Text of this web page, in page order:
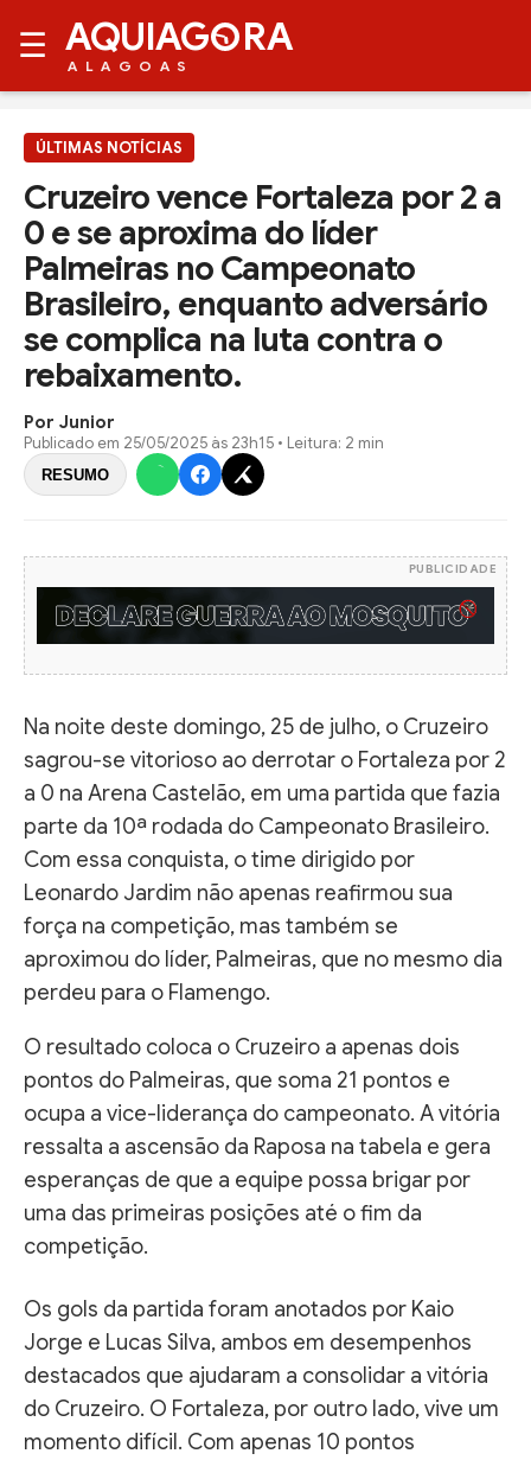
☰ AQUIAG RA
ALAGOAS
ÚLTIMAS NOTÍCIAS
Cruzeiro vence Fortaleza por 2 a
0 e se aproxima do líder
Palmeiras no Campeonato
Brasileiro, enquanto adversário
se complica na luta contra o
rebaixamento.
Por Junior
Publicado em 25/05/2025 às 23h15 • Leitura: 2 min
RESUMO
PUBLICIDADE
Na noite deste domingo, 25 de julho, o Cruzeiro
sagrou-se vitorioso ao derrotar o Fortaleza por 2
a 0 na Arena Castelão, em uma partida que fazia
parte da 10ª rodada do Campeonato Brasileiro.
Com essa conquista, o time dirigido por
Leonardo Jardim não apenas reafirmou sua
força na competição, mas também se
aproximou do líder, Palmeiras, que no mesmo dia
perdeu para o Flamengo.
O resultado coloca o Cruzeiro a apenas dois
pontos do Palmeiras, que soma 21 pontos e
ocupa a vice-liderança do campeonato. A vitória
ressalta a ascensão da Raposa na tabela e gera
esperanças de que a equipe possa brigar por
uma das primeiras posições até o fim da
competição.
Os gols da partida foram anotados por Kaio
Jorge e Lucas Silva, ambos em desempenhos
destacados que ajudaram a consolidar a vitória
do Cruzeiro. O Fortaleza, por outro lado, vive um
momento difícil. Com apenas 10 pontos